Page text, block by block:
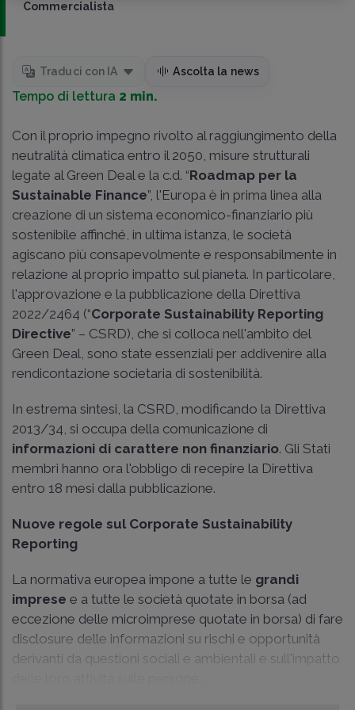
Commercialista
Traduci con IA Ascolta la news
Tempo di lettura 2 min.
Con il proprio impegno rivolto al raggiungimento della
neutralità climatica entro il 2050, misure strutturali
legate al Green Deal e la c.d. “Roadmap per la
Sustainable Finance”, l'Europa è in prima linea alla
creazione di un sistema economico-finanziario più
sostenibile affinché, in ultima istanza, le società
agiscano più consapevolmente e responsabilmente in
relazione al proprio impatto sul pianeta. In particolare,
l'approvazione e la pubblicazione della Direttiva
2022/2464 (“Corporate Sustainability Reporting
Directive” – CSRD), che si colloca nell'ambito del
Green Deal, sono state essenziali per addivenire alla
rendicontazione societaria di sostenibilità.
In estrema sintesi, la CSRD, modificando la Direttiva
2013/34 , si occupa della comunicazione di
informazioni di carattere non finanziario. Gli Stati
membri hanno ora l'obbligo di recepire la Direttiva
entro 18 mesi dalla pubblicazione.
Nuove regole sul Corporate Sustainability
Reporting
La normativa europea impone a tutte le grandi
imprese e a tutte le società quotate in borsa (ad
eccezione delle microimprese quotate in borsa) di fare
disclosure delle informazioni su rischi e opportunità
derivanti da questioni sociali e ambientali e sull'impatto